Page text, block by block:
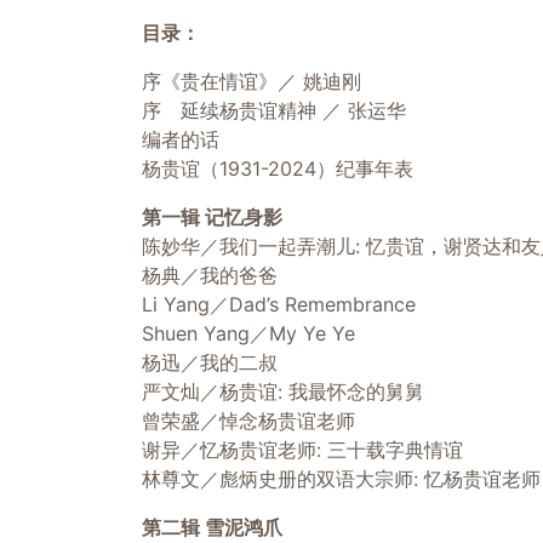
目录：
序《贵在情谊》／ 姚迪刚
序 延续杨贵谊精神 ／ 张运华
编者的话
杨贵谊（1931-2024）纪事年表
第一辑 记忆身影
陈妙华／我们一起弄潮儿: 忆贵谊，谢贤达和
杨典／我的爸爸
Li Yang／Dad’s Remembrance
Shuen Yang／My Ye Ye
杨迅／我的二叔
严文灿／杨贵谊: 我最怀念的舅舅
曾荣盛／悼念杨贵谊老师
谢异／忆杨贵谊老师: 三十载字典情谊
林尊文／彪炳史册的双语大宗师: 忆杨贵谊老师
第二辑 雪泥鸿爪